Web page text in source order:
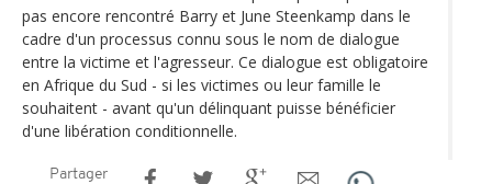
pas encore rencontré Barry et June Steenkamp dans le
cadre d'un processus connu sous le nom de dialogue
entre la victime et l'agresseur. Ce dialogue est obligatoire
en Afrique du Sud - si les victimes ou leur famille le
souhaitent - avant qu'un délinquant puisse bénéficier
d'une libération conditionnelle.
Partager